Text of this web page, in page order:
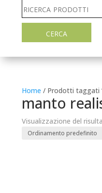
Home / Prodotti taggati
manto
Visualizzazione del